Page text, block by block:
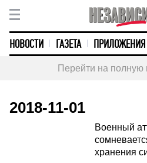
НОВОСТИ ГАЗЕТА ПРИЛОЖЕНИЯ
Перейти на полную
2018-11-01
Военный
хранения